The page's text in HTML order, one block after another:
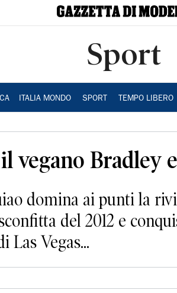
Sport
ITALIA MONDO SPORT TEMPO LIBERO
vegano
domina ai punti la
del 2012 e
Las Vegas...